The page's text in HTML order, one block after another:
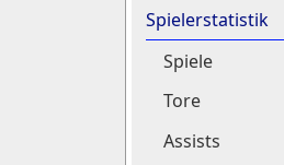
Spielerstatistik
Spiele
Tore
Assists